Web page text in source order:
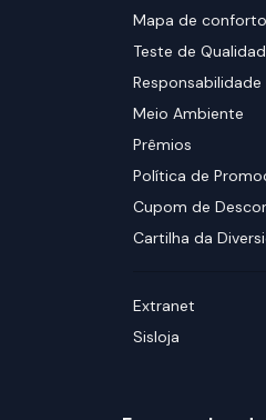
Mapa de conforto
Teste de
Responsabilidade
Meio Ambiente
Prêmios
Política de
Cupom de
Cartilha da
Extranet
Sisloja